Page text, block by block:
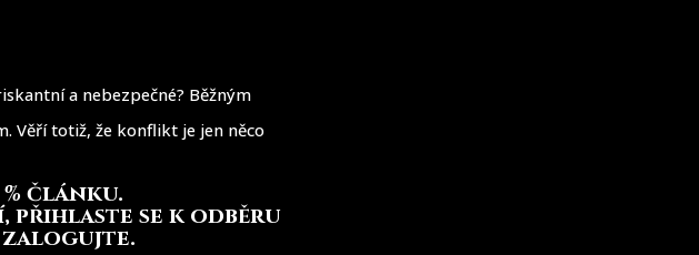
a nebezpečné? Běžným
Věří totiž, že konflikt je jen něco
% článku.
přihlaste se k odběru